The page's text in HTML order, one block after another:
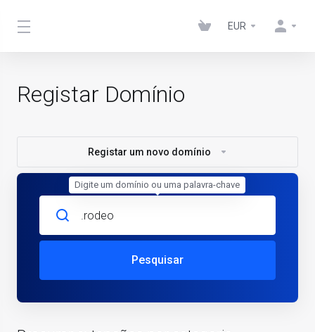
EUR
Registar Domínio
Registar um novo domínio
Pesquisar
Digite um domínio ou uma palavra-chave